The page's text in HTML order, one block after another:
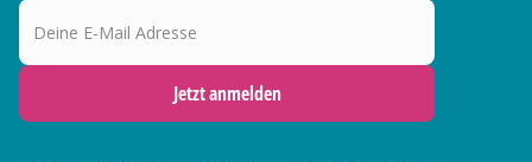
Jetzt anmelden